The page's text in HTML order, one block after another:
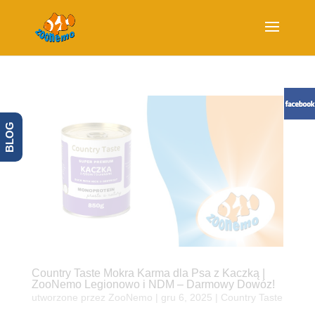
Country Taste Mokra Karma dla Psa z Kaczką |
ZooNemo Legionowo i NDM – Darmowy Dowóz!
utworzone przez ZooNemo gru 6, 2025 Country Taste
BLOG